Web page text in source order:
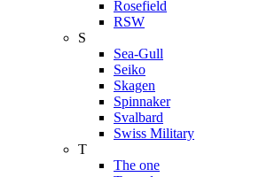
Rosefield
RSW
S
Sea-Gull
Seiko
Skagen
Spinnaker
Svalbard
Swiss Military
T
The one